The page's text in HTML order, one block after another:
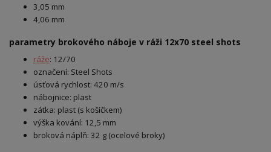
3,05 mm
4,06 mm
parametry brokového náboje v ráži 12x70 steel shots
ráže: 12/70
označení: Steel Shots
úsťová rychlost: 420 m/s
nábojnice: plast
zátka: plast (s košíčkem)
výška kování: 12,5 mm
broková náplň: 32 g (ocelové broky)